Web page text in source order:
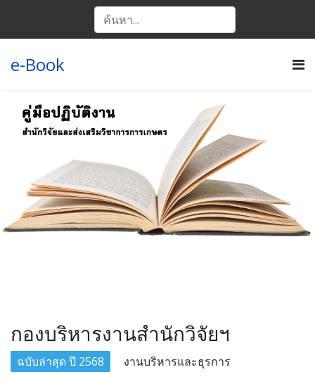
e-Book
กองบริหารงานสำนักวิจัยฯ
ฉบับล่าสุด ปี 2568
งานบริหารและธุรการ